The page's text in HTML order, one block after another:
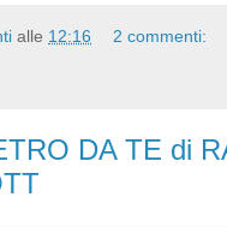
alle 12:16 2 commenti:
DA TE di